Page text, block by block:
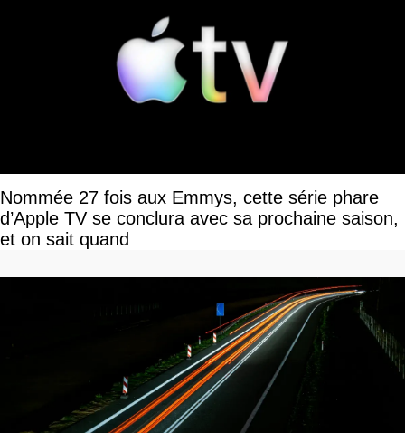
Nommée 27 fois aux Emmys, cette série phare
d’Apple TV se conclura avec sa prochaine saison,
et on sait quand